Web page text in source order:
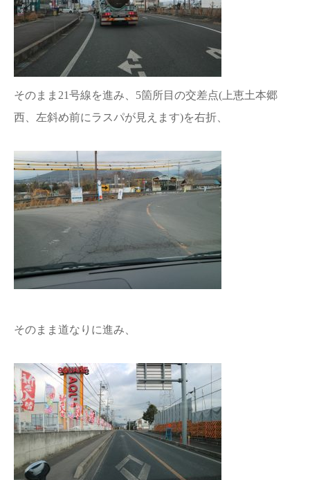
そのまま21号線を進み、5箇所目の交差点(上恵土本郷
西、左斜め前にラスパが見えます)を右折、
そのまま道なりに進み、